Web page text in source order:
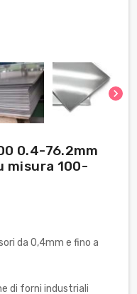
chevron_right
0.4-76.2mm
misura 100-
da 0,4mm e fino a
di forni industriali